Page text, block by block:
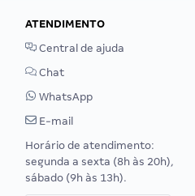
ATENDIMENTO
Central de ajuda
Chat
WhatsApp
E-mail
Horário de atendimento:
segunda a sexta (8h às 20h),
sábado (9h às 13h).